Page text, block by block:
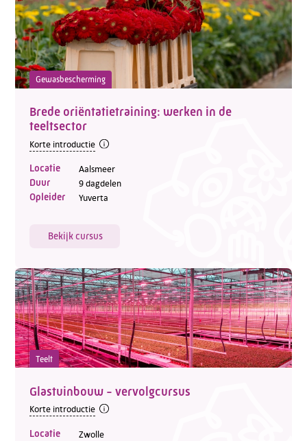
Gewasbescherming
Brede oriëntatietraining: werken in de
teeltsector
Korte introductie
Locatie Aalsmeer
Duur 9 dagdelen
Opleider Yuverta
Bekijk cursus
Teelt
Glastuinbouw - vervolgcursus
Korte introductie
Locatie Zwolle